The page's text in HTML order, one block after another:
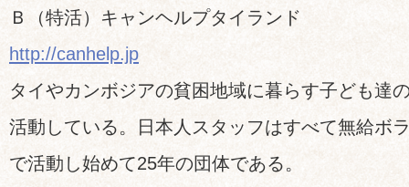
Ｂ（特活）キャンヘルプタイランド
http://canhelp.jp
タイやカンボジアの貧困地域に暮らす子ども達
活動している。日本人スタッフはすべて無給ボ
で活動し始めて25年の団体である。